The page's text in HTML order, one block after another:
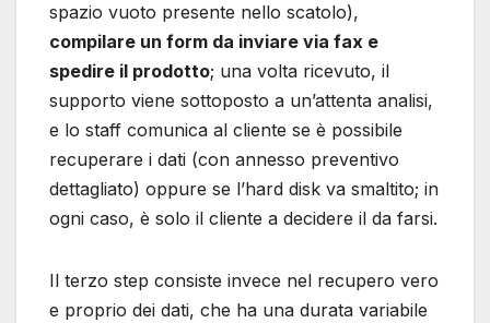
spazio vuoto presente nello scatolo),
compilare un form da inviare via fax e
spedire il prodotto; una volta ricevuto, il
supporto viene sottoposto a un’attenta analisi,
e lo staff comunica al cliente se è possibile
recuperare i dati (con annesso preventivo
dettagliato) oppure se l’hard disk va smaltito; in
ogni caso, è solo il cliente a decidere il da farsi.
Il terzo step consiste invece nel recupero vero
e proprio dei dati, che ha una durata variabile